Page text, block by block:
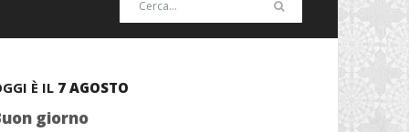
È IL 7 AGOSTO
giorno